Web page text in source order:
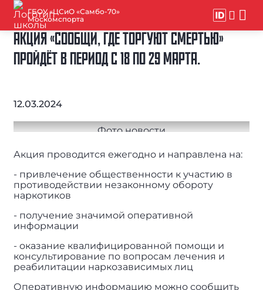
ГБОУ «ЦСиО «Самбо-70»
Москомспорта
АКЦИЯ «СООБЩИ, ГДЕ ТОРГУЮТ СМЕРТЬЮ»
ПРОЙДЁТ В ПЕРИОД С 18 ПО 29 МАРТА.
12.03.2024
Акция проводится ежегодно и направлена на:
- привлечение общественности к участию в
противодействии незаконному обороту
наркотиков
- получение значимой оперативной
информации
- оказание квалифицированной помощи и
консультирование по вопросам лечения и
реабилитации наркозависимых лиц
Оперативную информацию можно сообщить